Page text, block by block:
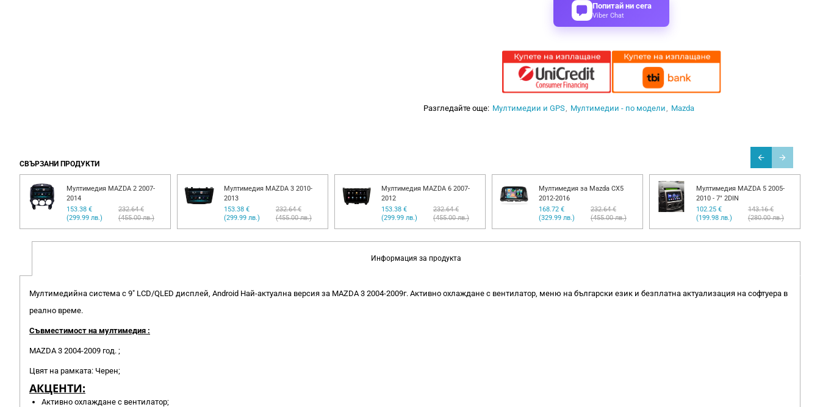
Попитай ни сега
Viber Chat
Разгледайте още: Мултимедии и GPS Мултимедии - по модели Mazda
СВЪРЗАНИ ПРОДУКТИ
Мултимедия MAZDA 2 2007-
2014
153.38 €
(299.99 лв.)
232.64 €
(455.00 лв.)
Мултимедия MAZDA 3 2010-
2013
153.38 €
(299.99 лв.)
232.64 €
(455.00 лв.)
Мултимедия MAZDA 6 2007-
2012
153.38 €
(299.99 лв.)
232.64 €
(455.00 лв.)
Мултимедия за Mazda CX5
2012-2016
168.72 €
(329.99 лв.)
232.64 €
(455.00 лв.)
Мултимедия MAZDA 5 2005-
2010 - 7" 2DIN
102.25 €
(199.98 лв.)
143.16 €
(280.00 лв.)
Информация за продукта
Мултимедийна система с 9" LCD/QLED дисплей, Android Най-актуална версия за MAZDA 3 2004-2009г. Активно охлаждане с вентилатор, меню на български език и безплатна актуализация на софтуера в
реално време.
Съвместимост на мултимедия :
MAZDA 3 2004-2009 год. ;
Цвят на рамката: Черен;
АКЦЕНТИ:
Активно охлаждане с вентилатор;